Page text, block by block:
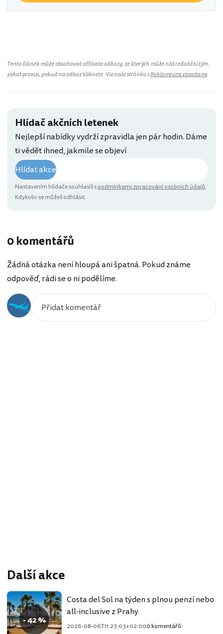
Tento článek může obsahovat affiliate odkazy, ze kterých může náš redakční tým
získat provizi, pokud na odkaz kliknete. Viz naše stránka sReklamními zásadami.
Hlídač akčních letenek
Nejlepší nabídky vydrží zpravidla jen pár hodin. Dáme
ti vědět ihned, jakmile se objeví
Hlídat akce
Nastavením hlídače souhlasíš spodmínkami zpracování osobních údajů.
Kdykoliv se můžeš odhlásit.
0 komentářů
Žádná otázka není hloupá ani špatná. Pokud známe
odpověď, rádi se o ni podělíme.
Další akce
- 42 %
Costa del Sol na týden s plnou penzí nebo
all-inclusive z Prahy
2026-08-06T11:23:03+02:000 komentářů